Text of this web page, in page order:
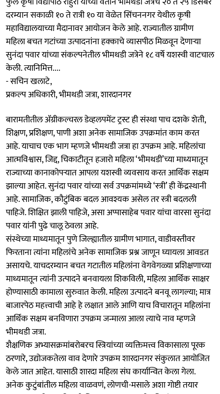
दरम्यान सकाळी १० ते रात्री १० या वेळेत सिंचननगर येथील कृषी
महाविद्यालयाच्या मैदानावर आयोजन केले आहे. राज्यातील ग्रामीण
महिला बचत गटांच्या उत्पादनांना हक्काचे व्यासपीठ मिळवून देणाऱ्या
सुनंदा पवार यांच्या संकल्पनेतील भीमथडी जत्रेने १८ वर्षे यशस्वी वाटचाल
केली. त्यानिमित्त....
- सचिन खलाटे,
प्रकल्प अधिकारी, भीमथडी जत्रा, शारदानगर
बारामतीतील ॲग्रीकल्चरल डेव्हलपमेंट ट्रस्ट ही संस्था पाच दशके शेती,
शिक्षण, प्रशिक्षण, पाणी अशा अनेक सामाजिक उपक्रमांत काम करत
आहे. याचाच एक भाग म्हणजे भीमथडी जत्रा हा उपक्रम आहे. महिलांचा
आत्मविश्वास, जिद्द, चिकाटीतून हजारो महिला ‘भीमथडी’च्या माध्यमातून
राज्याच्या कानाकोपऱ्यात आपला यशस्वी व्यवसाय करत आर्थिक सक्षम
झाल्या आहेत. सुनंदा पवार यांच्या सर्व उपक्रमांमध्ये ‘स्त्री’ ही केंद्रस्थानी
आहे. सामाजिक, कौटुंबिक बदल आवश्यक असेल तर स्त्री बदलली
पाहिजे. शिक्षित झाली पाहिजे, असा अप्पासाहेब पवार यांचा वारसा सुनंदा
पवार यांनी पुढे चालू ठेवला आहे.
संस्थेच्या माध्यमातून पुणे जिल्ह्यातील ग्रामीण भागात, वाडीवस्तीवर
फिरताना त्यांना महिलांचे अनेक सामाजिक प्रश्न जाणून घ्यायला आवडत
असायचे. याचदरम्यान बचत गटातील महिलांना वेगवेगळ्या प्रशिक्षणाच्या
माध्यमातून त्यांनी उत्पादने बनवायला शिकविली, महिला आर्थिक साक्षर
होण्यासाठी कामाला सुरुवात केली. महिला उत्पादने बनवू लागल्या; मात्र
बाजारपेठ महत्त्वाची आहे हे लक्षात आले आणि याच विचारातून महिलांना
आर्थिक सक्षम बनविणारा उपक्रम जन्माला आला त्याचे नाव म्हणजे
भीमथडी जत्रा.
शैक्षणिक अभ्यासक्रमांबरोबरच स्त्रियांच्या व्यक्तिमत्त्व विकासाला पूरक
ठरणारे, उद्योजकतेला वाव देणारे उपक्रम शारदानगर संकुलात आयोजित
केले जात आहेत. यासाठी शारदा महिला संघ कार्यान्वित केला गेला.
अनेक कुटुंबांतील महिला वाळवणं, लोणची-मसाले अशा गोष्टी तयार